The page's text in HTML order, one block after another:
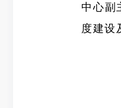
中心副
度建设